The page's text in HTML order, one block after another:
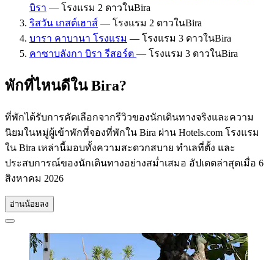
บิรา — โรงแรม 2 ดาวในBira
ริสวัน เกสต์เฮาส์ — โรงแรม 2 ดาวในBira
บารา คาบานา โรงแรม — โรงแรม 3 ดาวในBira
คาซาบลังกา บิรา รีสอร์ต — โรงแรม 3 ดาวในBira
พักที่ไหนดีใน Bira?
ที่พักได้รับการคัดเลือกจากรีวิวของนักเดินทางจริงและความ
นิยมในหมู่ผู้เข้าพักที่จองที่พักใน Bira ผ่าน Hotels.com โรงแรม
ใน Bira เหล่านี้มอบทั้งความสะดวกสบาย ทำเลที่ตั้ง และ
ประสบการณ์ของนักเดินทางอย่างสม่ำเสมอ อัปเดตล่าสุดเมื่อ 6
สิงหาคม 2026
อ่านน้อยลง